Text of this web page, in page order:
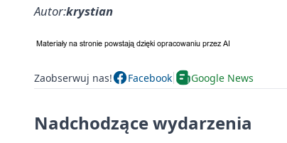
Autor:krystian
Zaobserwuj nas! Facebook Google News
Nadchodzące wydarzenia